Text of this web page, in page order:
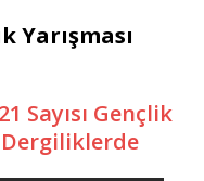
Yarışması
Sayısı Gençlik